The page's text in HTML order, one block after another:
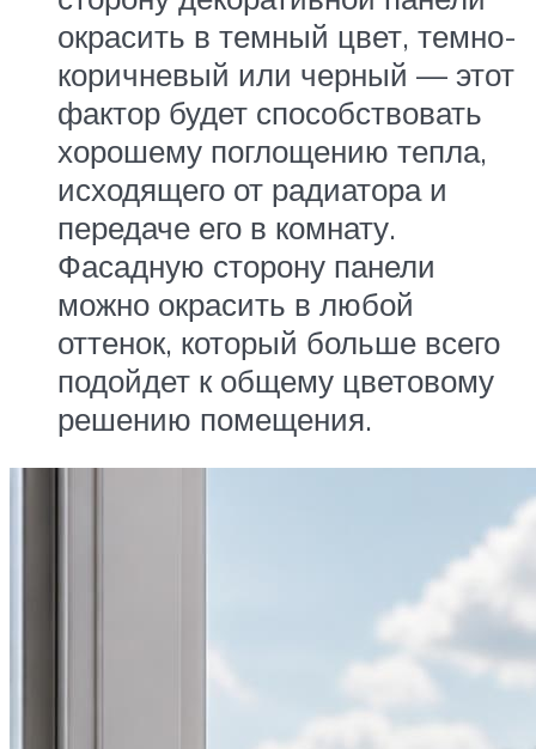
окрасить в темный цвет, темно-
коричневый или черный — этот
фактор будет способствовать
хорошему поглощению тепла,
исходящего от радиатора и
передаче его в комнату.
Фасадную сторону панели
можно окрасить в любой
оттенок, который больше всего
подойдет к общему цветовому
решению помещения.